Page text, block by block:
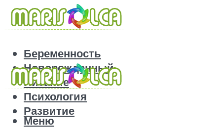
Беременность
Новорожденный
Питание
Психология
Развитие
Меню